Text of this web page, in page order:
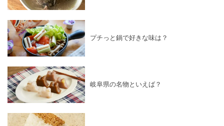
プチっと鍋で好きな味は？
岐阜県の名物といえば？